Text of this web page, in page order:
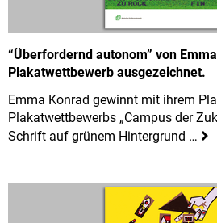
“Überfordernd autonom” von
Plakatwettbewerb ausgezeichnet.
Emma Konrad gewinnt mit ihrem
Plakatwettbewerbs „Campus der
Schrift auf grünem Hintergrund …